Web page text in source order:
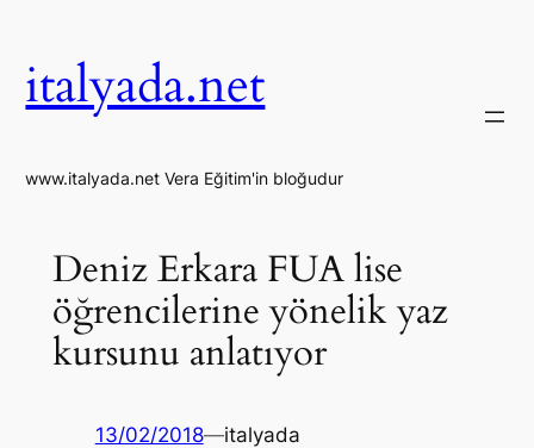
italyada.net
www.italyada.net Vera Eğitim'in bloğudur
Deniz Erkara FUA lise
öğrencilerine yönelik yaz
kursunu anlatıyor
13/02/2018—italyada